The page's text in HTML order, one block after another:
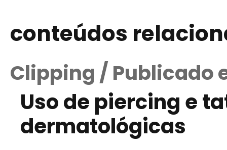
conteúdos
Clipping / Publicado
Uso de piercing e
dermatológicas